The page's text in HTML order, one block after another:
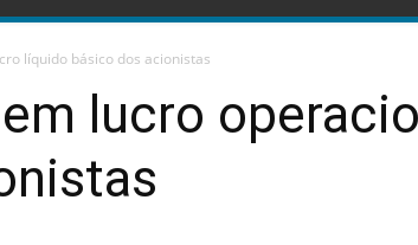
líquido básico dos acionistas
lucro